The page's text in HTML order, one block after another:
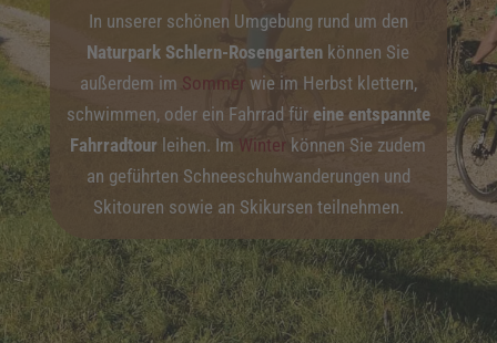
In unserer schönen Umgebung rund um den
Naturpark Schlern-Rosengarten können Sie
außerdem im Sommer wie im Herbst klettern,
schwimmen, oder ein Fahrrad für eine entspannte
Fahrradtour leihen. Im Winter können Sie zudem
an geführten Schneeschuhwanderungen und
Skitouren sowie an Skikursen teilnehmen.